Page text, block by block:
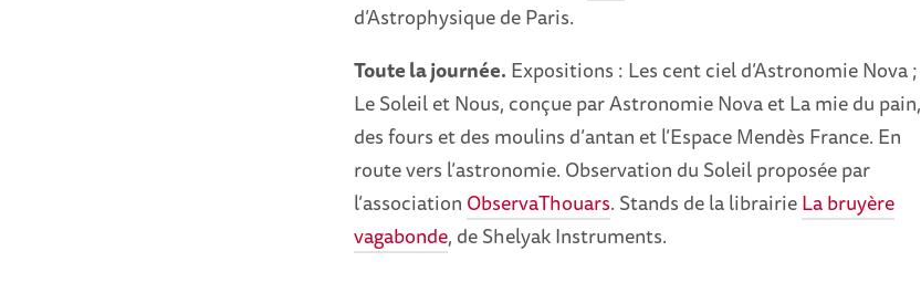
d’Astrophysique de Paris.
Toute la journée. Expositions : Les cent ciel d’Astronomie Nova ;
Le Soleil et Nous, conçue par Astronomie Nova et La mie du pain,
des fours et des moulins d’antan et l’Espace Mendès France. En
route vers l’astronomie. Observation du Soleil proposée par
l’association ObservaThouars. Stands de la librairieLa bruyère
vagabonde, de Shelyak Instruments.